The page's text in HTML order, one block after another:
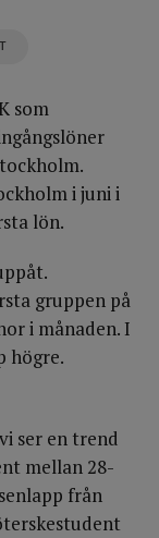
som
i juni i
lön.
gruppen på
i månaden. I
högre.
ser en trend
mellan 28-
från